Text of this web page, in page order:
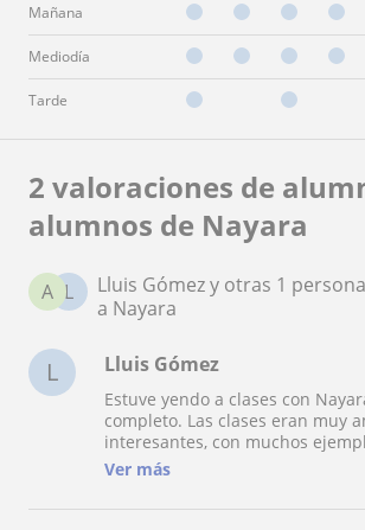
Mañana
Mediodía
Tarde
2 valoraciones de
alumnos de Nayara
L
A
Lluis Gómez y otras 1
a Nayara
L Lluis Gómez
Estuve yendo a clases con
completo. Las clases eran muy
interesantes, con muchos
conseguir las competencias
entretenidas las clases.
Ver más